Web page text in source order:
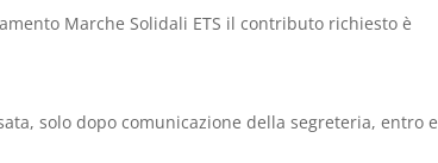
Marche Solidali ETS il contributo richiesto è
solo dopo comunicazione della segreteria, entro e